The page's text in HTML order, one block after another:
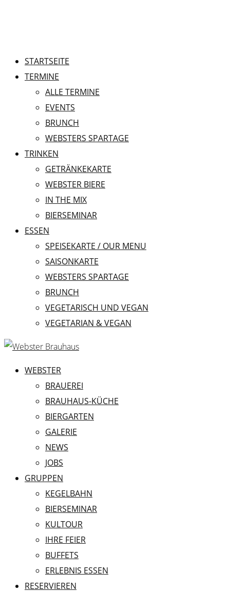
STARTSEITE
TERMINE
ALLE TERMINE
EVENTS
BRUNCH
WEBSTERS SPARTAGE
TRINKEN
GETRÄNKEKARTE
WEBSTER BIERE
IN THE MIX
BIERSEMINAR
ESSEN
SPEISEKARTE / OUR MENU
SAISONKARTE
WEBSTERS SPARTAGE
BRUNCH
VEGETARISCH UND VEGAN
VEGETARIAN & VEGAN
WEBSTER
BRAUEREI
BRAUHAUS-KÜCHE
BIERGARTEN
GALERIE
NEWS
JOBS
GRUPPEN
KEGELBAHN
BIERSEMINAR
KULTOUR
IHRE FEIER
BUFFETS
ERLEBNIS ESSEN
RESERVIEREN